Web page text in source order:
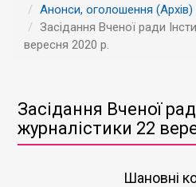
Анонси, оголошення (Архів)
Засідання Вченої ради
вересня 2020 р.
Засідання Вченої
журналістики 22
Шановні